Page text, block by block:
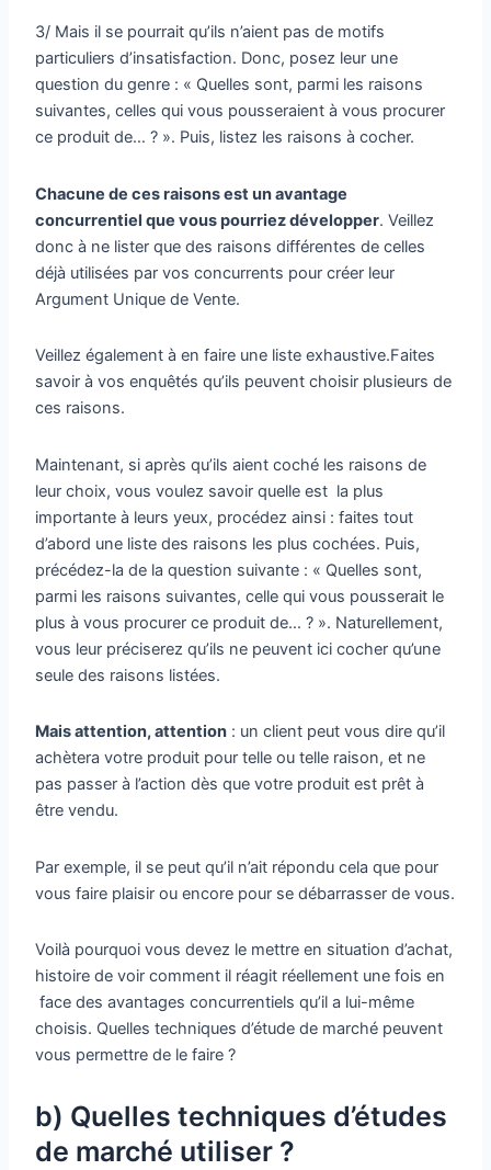
3/ Mais il se pourrait qu’ils n’aient pas de motifs
particuliers d’insatisfaction. Donc, posez leur une
question du genre : « Quelles sont, parmi les raisons
suivantes, celles qui vous pousseraient à vous procurer
ce produit de… ? ». Puis, listez les raisons à cocher.
Chacune de ces raisons est un avantage
concurrentiel que vous pourriez développer. Veillez
donc à ne lister que des raisons différentes de celles
déjà utilisées par vos concurrents pour créer leur
Argument Unique de Vente.
Veillez également à en faire une liste exhaustive.Faites
savoir à vos enquêtés qu’ils peuvent choisir plusieurs de
ces raisons.
Maintenant, si après qu’ils aient coché les raisons de
leur choix, vous voulez savoir quelle est la plus
importante à leurs yeux, procédez ainsi : faites tout
d’abord une liste des raisons les plus cochées. Puis,
précédez-la de la question suivante : « Quelles sont,
parmi les raisons suivantes, celle qui vous pousserait le
plus à vous procurer ce produit de… ? ». Naturellement,
vous leur préciserez qu’ils ne peuvent ici cocher qu’une
seule des raisons listées.
Mais attention, attention : un client peut vous dire qu’il
achètera votre produit pour telle ou telle raison, et ne
pas passer à l’action dès que votre produit est prêt à
être vendu.
Par exemple, il se peut qu’il n’ait répondu cela que pour
vous faire plaisir ou encore pour se débarrasser de vous.
Voilà pourquoi vous devez le mettre en situation d’achat,
histoire de voir comment il réagit réellement une fois en
face des avantages concurrentiels qu’il a lui-même
choisis. Quelles techniques d’étude de marché peuvent
vous permettre de le faire ?
b) Quelles techniques d’études
de marché utiliser ?